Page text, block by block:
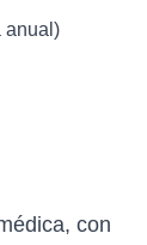
anual)
con